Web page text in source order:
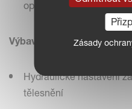
optimální ovládání
Výbava na přání
Hydraulické nastavení
tělesnění
Zásady